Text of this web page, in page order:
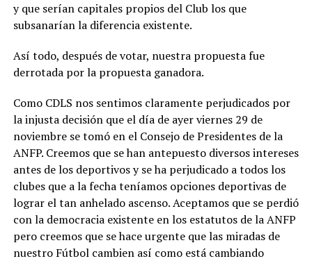
y que serían capitales propios del Club los que
subsanarían la diferencia existente.
Así todo, después de votar, nuestra propuesta fue
derrotada por la propuesta ganadora.
Como CDLS nos sentimos claramente perjudicados por
la injusta decisión que el día de ayer viernes 29 de
noviembre se tomó en el Consejo de Presidentes de la
ANFP. Creemos que se han antepuesto diversos intereses
antes de los deportivos y se ha perjudicado a todos los
clubes que a la fecha teníamos opciones deportivas de
lograr el tan anhelado ascenso. Aceptamos que se perdió
con la democracia existente en los estatutos de la ANFP
pero creemos que se hace urgente que las miradas de
nuestro Fútbol cambien así como está cambiando